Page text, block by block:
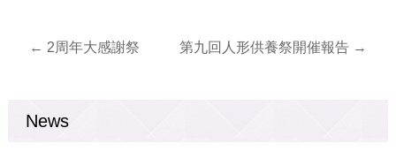
← 2周年大感謝祭 第九回人形供養祭開催報告 →
News